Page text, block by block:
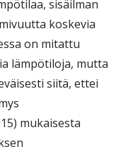
sisäilman
koskevia
on mitattu
lämpötiloja, mutta
siitä, ettei
mukaisesta